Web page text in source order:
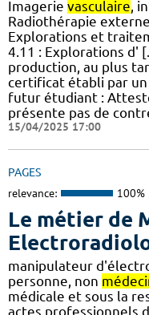
Imagerie vasculaire ,
Radiothérapie
Explorations et
4.11 : Explorations d'
production, au plus
certificat établi par un
futur étudiant :
présente pas de
15/04/2025 17:00
PAGES
relevance: 100%
Le métier de
manipulateur
personne, non
médicale et sous la
actes professionnels